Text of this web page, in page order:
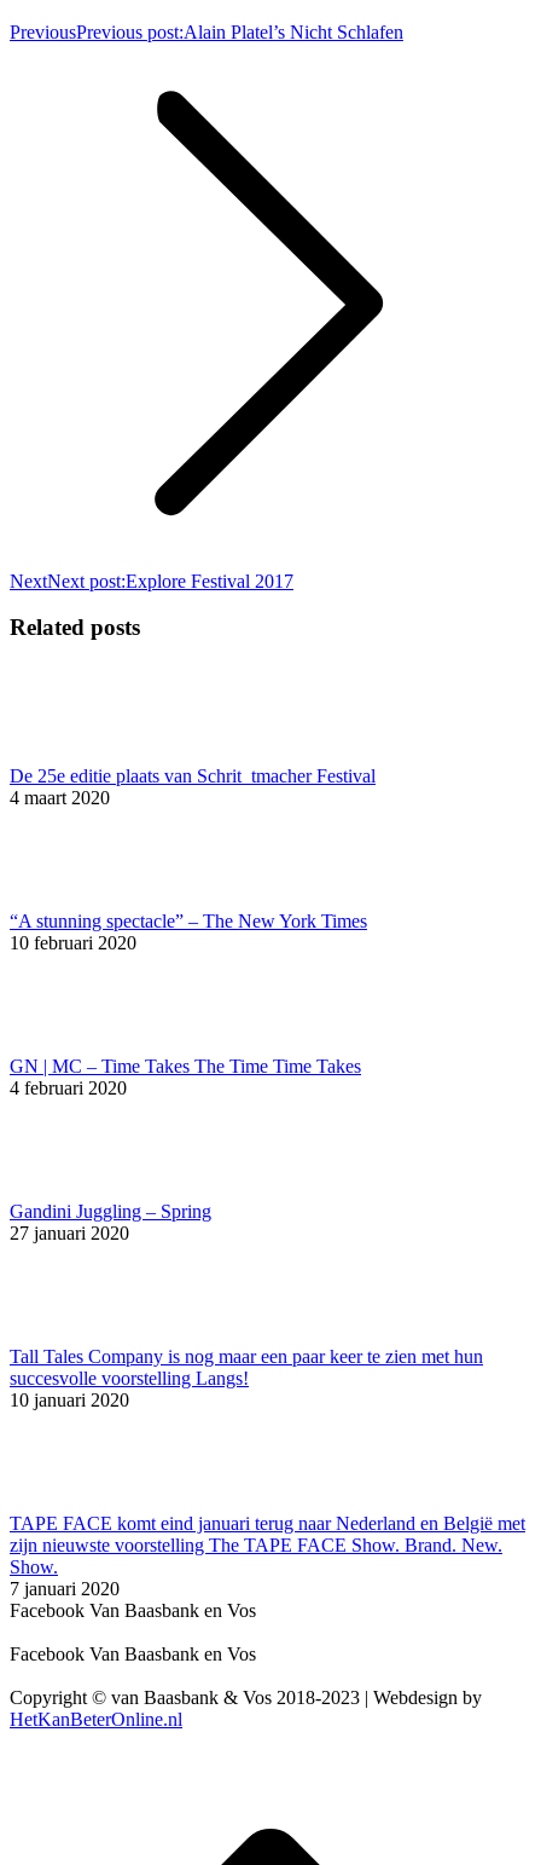
PreviousPrevious post:Alain Platel’s Nicht Schlafen
NextNext post:Explore Festival 2017
Related posts
De 25e editie plaats van Schrit_tmacher Festival
4 maart 2020
“A stunning spectacle” – The New York Times
10 februari 2020
GN | MC – Time Takes The Time Time Takes
4 februari 2020
Gandini Juggling – Spring
27 januari 2020
Tall Tales Company is nog maar een paar keer te zien met hun
succesvolle voorstelling Langs!
10 januari 2020
TAPE FACE komt eind januari terug naar Nederland en België met
zijn nieuwste voorstelling The TAPE FACE Show. Brand. New.
Show.
7 januari 2020
Facebook Van Baasbank en Vos
Facebook Van Baasbank en Vos
Copyright © van Baasbank & Vos 2018-2023 | Webdesign by
HetKanBeterOnline.nl